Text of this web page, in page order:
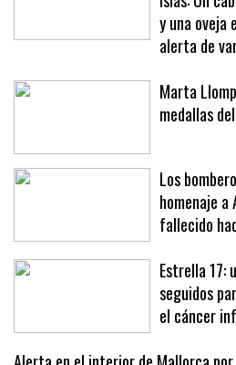
Aumenta
Islas: Un
y una oveja
alerta de
Marta
Los
homenaje a
fallecido
Estrella 17:
seguidos
el cáncer